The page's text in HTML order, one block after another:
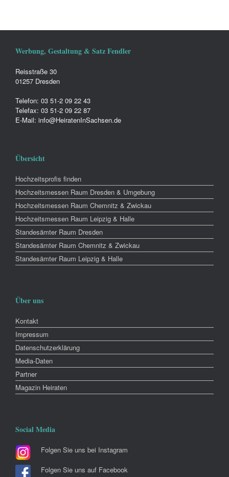
Werbung, Gestaltung & Satz Fendler
Reisstraße 30
01257 Dresden
Telefon: 03 51-2 09 22 43
Telefax: 03 51-2 09 22 87
E-Mail: info@HeiratenInSachsen.de
Übersicht
Hochzeitsprofis finden
Hochzeitsmessen Raum Dresden & Umgebung
Hochzeitsmessen Raum Chemnitz & Zwickau
Hochzeitsmessen Raum Leipzig & Halle
Standesämter Raum Dresden
Standesämter Raum Chemnitz & Zwickau
Standesämter Raum Leipzig & Halle
Über uns
Kontakt
Impressum
Datenschutzerklärung
Media-Daten
Partner
Magazin Heiraten
Social Media
Folgen Sie uns bei Instagram
Folgen Sie uns auf Facebook